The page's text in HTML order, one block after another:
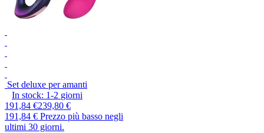
Set deluxe per amanti
In stock: 1-2 giorni
191,84 €239,80 €
191,84 € Prezzo più basso negli
ultimi 30 giorni.